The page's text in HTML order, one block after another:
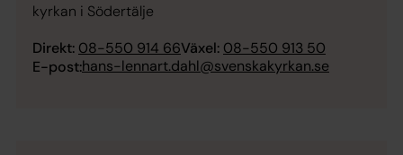
kyrkan i Södertälje
Direkt: 08-550 914 66Växel: 08-550 913 50
E-post:hans-lennart.dahl@svenskakyrkan.se